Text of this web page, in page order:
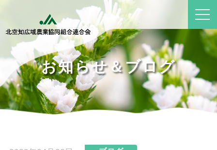
お知らせ＆ブログ